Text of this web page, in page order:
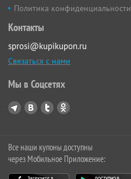
Политика конфиденциальности
Контакты
sprosi@kupikupon.ru
Связаться с нами
Мы в Соцсетях
Все наши купоны доступны
через Мобильное Приложение: